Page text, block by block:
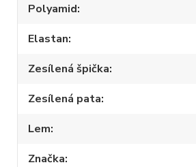
Polyamid
Elastan
Zesílená špička
Zesílená pata
Lem
Značka